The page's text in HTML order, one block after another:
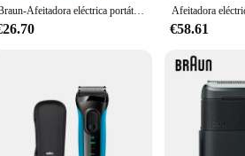
Braun-Afeitadora eléctrica portátil M90 para hombres, Mini afeitadora con recortadora de precisión, cuchilla flotante, lavable
€58.61